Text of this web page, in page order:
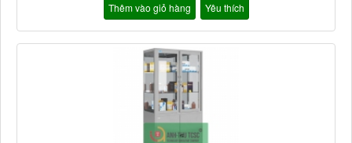
Thêm vào giỏ hàng Yêu thích